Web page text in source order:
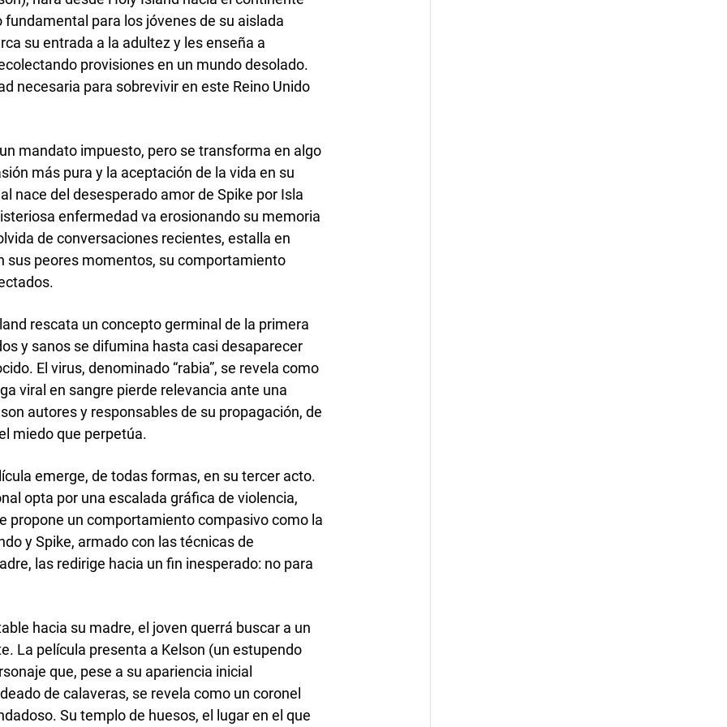
para los jóvenes de su aislada
su entrada a la adultez y les enseña a
provisiones en un mundo desolado.
necesaria para sobrevivir en este Reino Unido
mandato impuesto, pero se transforma en algo
más pura y la aceptación de la vida en su
nace del desesperado amor de Spike por Isla
enfermedad va erosionando su memoria
de conversaciones recientes, estalla en
sus peores momentos, su comportamiento
rescata un concepto germinal de la primera
y sanos se difumina hasta casi desaparecer
El virus, denominado “rabia”, se revela como
viral en sangre pierde relevancia ante una
autores y responsables de su propagación, de
miedo que perpetúa.
emerge, de todas formas, en su tercer acto.
opta por una escalada gráfica de violencia,
propone un comportamiento compasivo como la
y Spike, armado con las técnicas de
las redirige hacia un fin inesperado: no para
hacia su madre, el joven querrá buscar a un
La película presenta a Kelson (un estupendo
que, pese a su apariencia inicial
de calaveras, se revela como un coronel
Su templo de huesos, el lugar en el que